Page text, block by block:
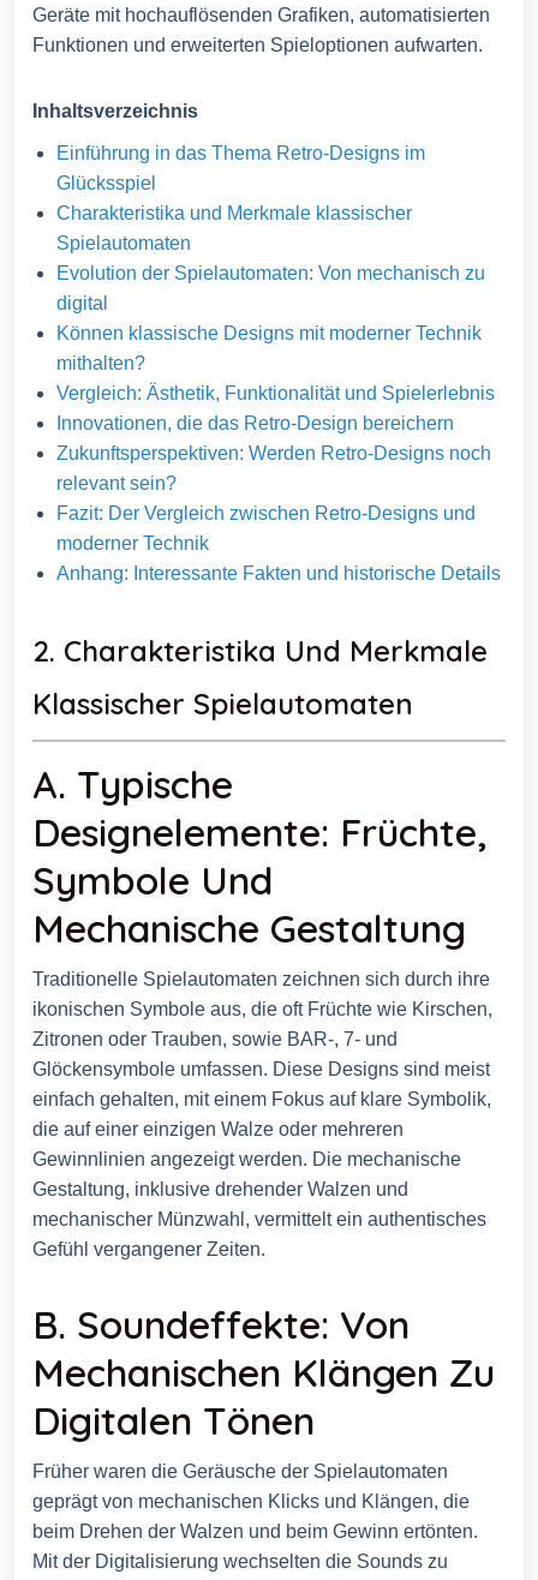
Geräte mit hochauflösenden Grafiken, automatisierten
Funktionen und erweiterten Spieloptionen aufwarten.
Inhaltsverzeichnis
Einführung in das Thema Retro-Designs im
Glücksspiel
Charakteristika und Merkmale klassischer
Spielautomaten
Evolution der Spielautomaten: Von mechanisch zu
digital
Können klassische Designs mit moderner Technik
mithalten?
Vergleich: Ästhetik, Funktionalität und Spielerlebnis
Innovationen, die das Retro-Design bereichern
Zukunftsperspektiven: Werden Retro-Designs noch
relevant sein?
Fazit: Der Vergleich zwischen Retro-Designs und
moderner Technik
Anhang: Interessante Fakten und historische Details
2. Charakteristika Und Merkmale
Klassischer Spielautomaten
A. Typische
Designelemente: Früchte,
Symbole Und
Mechanische Gestaltung
Traditionelle Spielautomaten zeichnen sich durch ihre
ikonischen Symbole aus, die oft Früchte wie Kirschen,
Zitronen oder Trauben, sowie BAR-, 7- und
Glöckensymbole umfassen. Diese Designs sind meist
einfach gehalten, mit einem Fokus auf klare Symbolik,
die auf einer einzigen Walze oder mehreren
Gewinnlinien angezeigt werden. Die mechanische
Gestaltung, inklusive drehender Walzen und
mechanischer Münzwahl, vermittelt ein authentisches
Gefühl vergangener Zeiten.
B. Soundeffekte: Von
Mechanischen Klängen Zu
Digitalen Tönen
Früher waren die Geräusche der Spielautomaten
geprägt von mechanischen Klicks und Klängen, die
beim Drehen der Walzen und beim Gewinn ertönten.
Mit der Digitalisierung wechselten die Sounds zu